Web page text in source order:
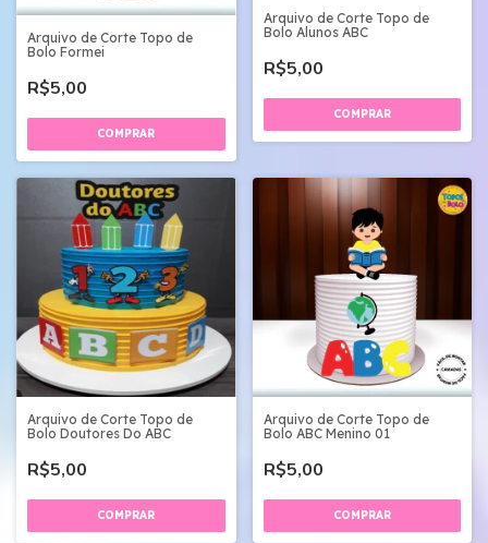
Arquivo de Corte Topo de
Bolo Formei
R$5,00
Arquivo de Corte Topo de
Bolo Alunos ABC
R$5,00
Arquivo de Corte Topo de
Bolo Doutores Do ABC
R$5,00
Arquivo de Corte Topo de
Bolo ABC Menino 01
R$5,00